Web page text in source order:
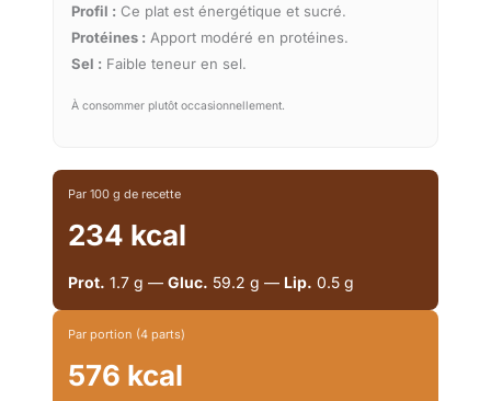
Profil : Ce plat est énergétique et sucré.
Protéines : Apport modéré en protéines.
Sel : Faible teneur en sel.
À consommer plutôt occasionnellement.
Par 100 g de recette
234 kcal
Prot. 1.7 g — Gluc. 59.2 g — Lip. 0.5 g
Par portion (4 parts)
576 kcal